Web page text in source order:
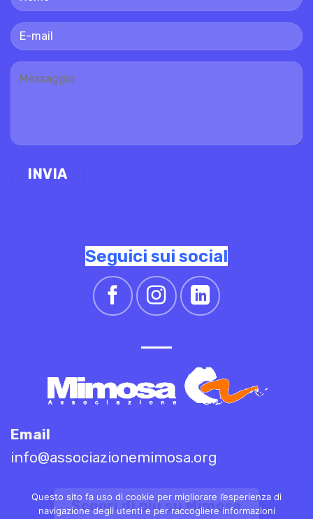
Seguici sui social
Email
info@associazionemimosa.org
Scopri di più su Mimosa
Questo sito fa uso di cookie per migliorare l’esperienza di
navigazione degli utenti e per raccogliere informazioni